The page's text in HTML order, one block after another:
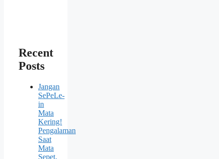
Recent
Posts
Jangan
SePeLe-
in
Mata
Kering!
Pengalaman
Saat
Mata
Sepet,